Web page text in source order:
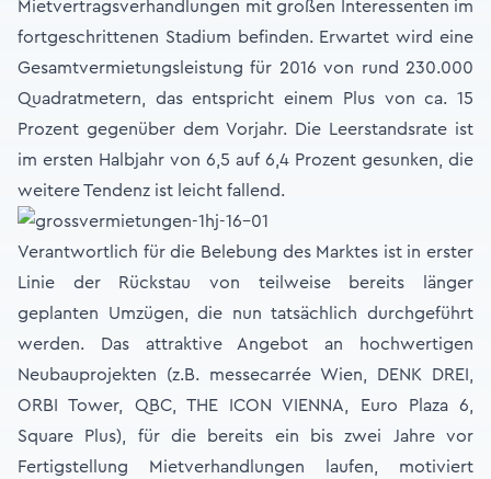
Mietvertragsverhandlungen mit großen Interessenten im
fortgeschrittenen Stadium befinden. Erwartet wird eine
Gesamtvermietungsleistung für 2016 von rund 230.000
Quadratmetern, das entspricht einem Plus von ca. 15
Prozent gegenüber dem Vorjahr. Die Leerstandsrate ist
im ersten Halbjahr von 6,5 auf 6,4 Prozent gesunken, die
weitere Tendenz ist leicht fallend.
Verantwortlich für die Belebung des Marktes ist in erster
Linie der Rückstau von teilweise bereits länger
geplanten Umzügen, die nun tatsächlich durchgeführt
werden. Das attraktive Angebot an hochwertigen
Neubauprojekten (z.B. messecarrée Wien, DENK DREI,
ORBI Tower, QBC, THE ICON VIENNA, Euro Plaza 6,
Square Plus), für die bereits ein bis zwei Jahre vor
Fertigstellung Mietverhandlungen laufen, motiviert